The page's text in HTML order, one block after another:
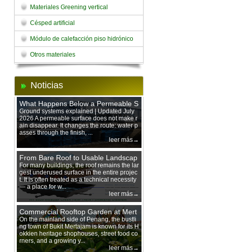
Materiales Greening vertical
Césped artificial
Módulo de calefacción piso hidrónico
Otros materiales
Noticias
What Happens Below a Permeable S
urface During Heavy Rain?
Ground systems explained | Updated July
2026 A permeable surface does not make r
ain disappear. It changes the route: water p
asses through the finish, ...
leer más→
From Bare Roof to Usable Landscap
e: Designing with 200 mm Green Ro
of Trays
For many buildings, the roof remains the lar
gest underused surface in the entire projec
t. It is often treated as a technical necessity
— a place for w...
leer más→
Commercial Rooftop Garden at Mert
ajam Urban Mall, Penang Mainland
On the mainland side of Penang, the bustli
ng town of Bukit Mertajam is known for its H
okkien heritage shophouses, street food co
rners, and a growing y...
leer más→